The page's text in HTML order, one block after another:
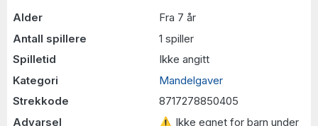
Alder
Fra 7 år
Antall spillere
1 spiller
Spilletid
Ikke angitt
Kategori
Mandelgaver
Strekkode
8717278850405
Advarsel
⚠ Ikke egnet for barn under